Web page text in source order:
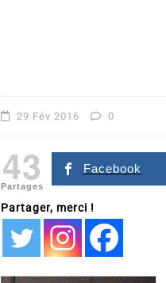
29 Fév 2016 0
43
Partages
Facebook
Partager, merci !